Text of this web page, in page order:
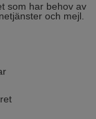
som har behov av
och mejl.